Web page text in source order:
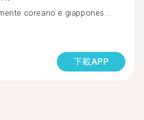
coreano e giappones...
下載APP